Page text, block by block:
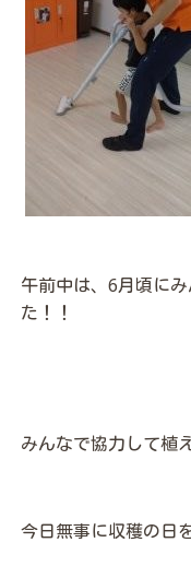
午前中は、6月頃に
た！！
みんなで協力して植
今日無事に収穫の日